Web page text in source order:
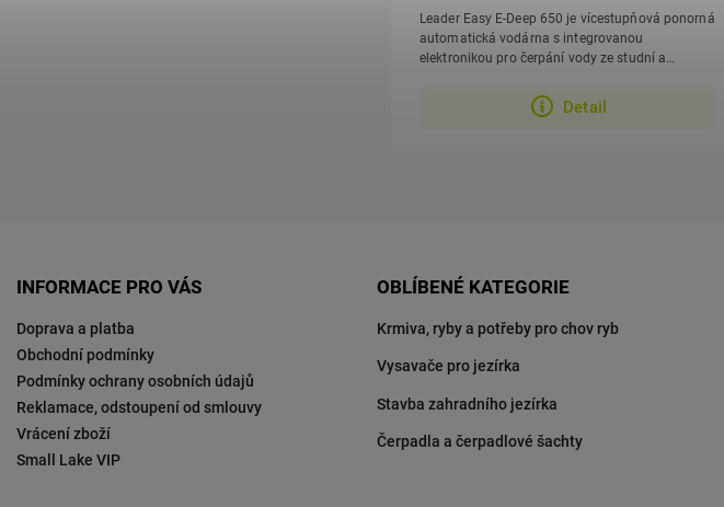
Detail
Leader Easy E-Deep 650 je vícestupňová ponorná
automatická vodárna s integrovanou
elektronikou pro čerpání vody ze studní a
INFORMACE PRO VÁS
Doprava a platba
Obchodní podmínky
Podmínky ochrany osobních údajů
Reklamace, odstoupení od smlouvy
Vrácení zboží
Small Lake VIP
OBLÍBENÉ KATEGORIE
Krmiva, ryby a potřeby pro chov ryb
Vysavače pro jezírka
Stavba zahradního jezírka
Čerpadla a čerpadlové šachty